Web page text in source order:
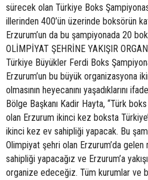
sürecek olan Türkiye Boks
illerinden 400’ün üzerinde boksörün
Erzurum’un da bu şampiyonada 20
OLİMPİYAT ŞEHRİNE YAKIŞIR
Türkiye Büyükler Ferdi Boks
Erzurum’un bu büyük organizasyona
olmasının heyecanını yaşadıklarını
Bölge Başkanı Kadir Hayta, “Türk
olan Erzurum ikinci kez boksta
ikinci kez ev sahipliği yapacak. Bu
Olimpiyat şehri olan Erzurum’da
sahipliği yapacağız ve Erzurum’a
organize edeceğiz. Tüm kurumlar ve